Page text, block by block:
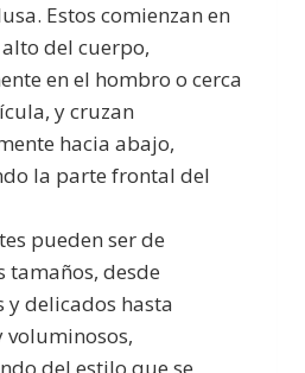
Estos comienzan en
del cuerpo,
en el hombro o cerca
y cruzan
hacia abajo,
la parte frontal del
pueden ser de
tamaños, desde
y delicados hasta
voluminosos,